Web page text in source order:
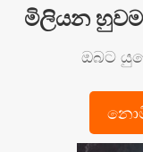
මිලියන
ඔබට